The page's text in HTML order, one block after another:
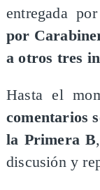
entregada
por
a otros tres
Hasta el
comentarios
la Primera B
discusión y